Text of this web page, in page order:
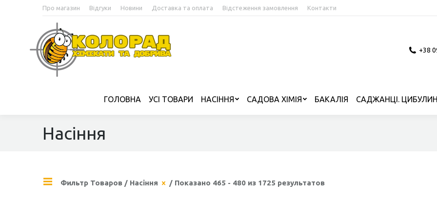
Про магазин Відгуки Новини Доставка та оплата Відстеження замовлення Контакти
+38
ГОЛОВНА УСІ ТОВАРИ НАСІННЯ САДОВА ХІМІЯ БАКАЛІЯ САДЖАНЦІ.
Насіння
Фильтр Товаров / Насіння / Показано 465 - 480 из 1725 результатов